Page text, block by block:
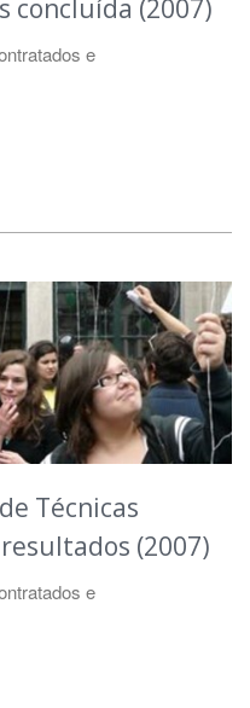
concluída (2007)
e
Técnicas
(2007)
e